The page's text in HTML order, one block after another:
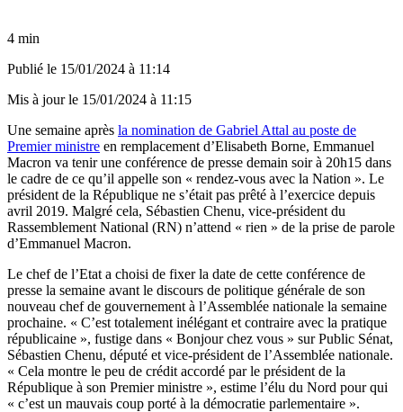
4 min
Publié le 15/01/2024 à 11:14
Mis à jour le 15/01/2024 à 11:15
Une semaine après la nomination de Gabriel Attal au poste de
Premier ministre en remplacement d’Elisabeth Borne, Emmanuel
Macron va tenir une conférence de presse demain soir à 20h15 dans
le cadre de ce qu’il appelle son « rendez-vous avec la Nation ». Le
président de la République ne s’était pas prêté à l’exercice depuis
avril 2019. Malgré cela, Sébastien Chenu, vice-président du
Rassemblement National (RN) n’attend « rien » de la prise de parole
d’Emmanuel Macron.
Le chef de l’Etat a choisi de fixer la date de cette conférence de
presse la semaine avant le discours de politique générale de son
nouveau chef de gouvernement à l’Assemblée nationale la semaine
prochaine. « C’est totalement inélégant et contraire avec la pratique
républicaine », fustige dans « Bonjour chez vous » sur Public Sénat,
Sébastien Chenu, député et vice-président de l’Assemblée nationale.
« Cela montre le peu de crédit accordé par le président de la
République à son Premier ministre », estime l’élu du Nord pour qui
« c’est un mauvais coup porté à la démocratie parlementaire ».